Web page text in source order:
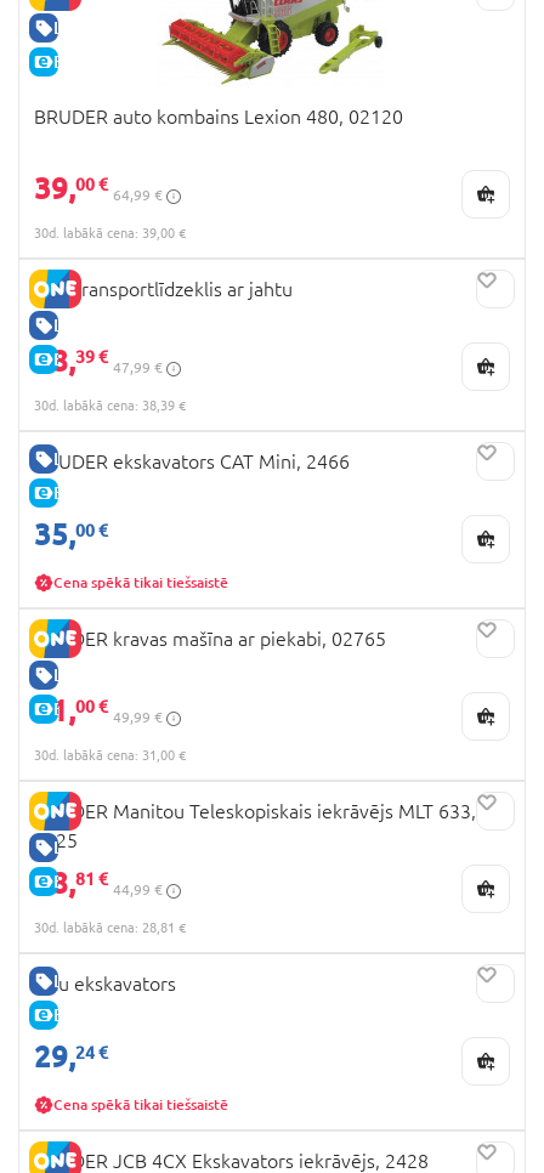
LABA CENA
E-CENA
BRUDER auto kombains Lexion 480, 02120
39,00 €
64,99 €
30d. labākā cena: 39,00 €
LABA CENA
E-CENA
Siku transportlīdzeklis ar jahtu
38,39 €
47,99 €
30d. labākā cena: 38,39 €
LABA CENA
E-CENA
BRUDER ekskavators CAT Mini, 2466
35,00 €
Cena spēkā tikai tiešsaistē
LABA CENA
E-CENA
BRUDER kravas mašīna ar piekabi, 02765
31,00 €
49,99 €
30d. labākā cena: 31,00 €
LABA CENA
E-CENA
BRUDER Manitou Teleskopiskais iekrāvējs MLT 633,
2125
28,81 €
44,99 €
30d. labākā cena: 28,81 €
LABA CENA
E-CENA
Siku ekskavators
29,24 €
Cena spēkā tikai tiešsaistē
BRUDER JCB 4CX Ekskavators iekrāvējs, 2428